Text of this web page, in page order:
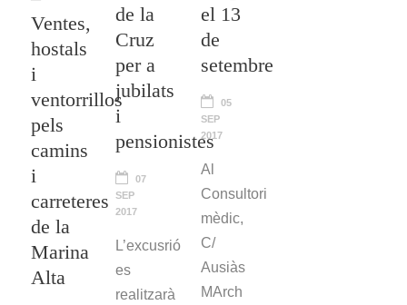
Ventes,
hostals
i
ventorrillos
pels
camins
i
carreteres
de la
Marina
Alta
de la
Cruz
per a
jubilats
i
pensionistes
07
SEP
2017
L’excusrió
es
realitzarà
el 13
de
setembre
05
SEP
2017
Al
Consultori
mèdic,
C/
Ausiàs
MArch